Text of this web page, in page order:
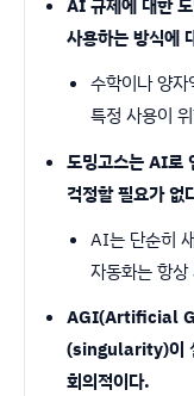
AI 규제에 대한
사용하는 방식에
수학이나 양
특정 사용이
도밍고스는 AI로
걱정할 필요가 없
AI는 단순히
자동화는 항
AGI(Artificial
(singularity)이
회의적이다.